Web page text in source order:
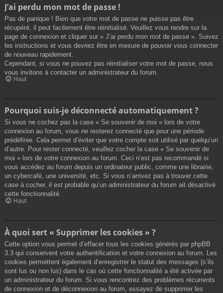
J’ai perdu mon mot de passe !
Pas de panique ! Bien que votre mot de passe ne puisse pas être
récupéré, il peut facilement être réinitialisé. Veuillez vous rendre sur la
page de connexion et cliquer sur « J’ai perdu mon mot de passe ». Suivez
les instructions et vous devriez être en mesure de pouvoir vous connecter
de nouveau rapidement.
Cependant, si vous ne pouvez pas réinitialiser votre mot de passe, nous
vous invitons à contacter un administrateur du forum.
Haut
Pourquoi suis-je déconnecté automatiquement ?
Si vous ne cochez pas la case « Se souvenir de moi » lors de votre
connexion au forum, vous ne resterez connecté que pour une période
prédéfinie. Cela permet d’éviter que votre compte soit utilisé par quelqu’un
d’autre. Pour rester connecté, veuillez cocher la case « Se souvenir de
moi » lors de votre connexion au forum. Ceci n’est pas recommandé si
vous accédez au forum depuis un ordinateur public, comme une librairie,
un cybercafé, une université, etc. Si vous n’arrivez pas à trouver cette
case à cocher, il est probable qu’un administrateur du forum ait désactivé
cette fonctionnalité.
Haut
À quoi sert « Supprimer les cookies » ?
Cette option vous permet d’effacer tous les cookies générés par phpBB
3.3 qui conservent votre authentification et votre connexion au forum. Les
cookies permettent également d’enregistrer le statut des messages (s’ils
sont lus ou non lus) dans le cas où cette fonctionnalité a été activée par
un administrateur du forum. Si vous rencontrez des problèmes récurrents
de connexion et de déconnexion au forum, essayez de supprimer les